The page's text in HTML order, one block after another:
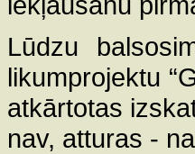
Lūdzu
likumprojektu
atkārtotas
nav, atturas -